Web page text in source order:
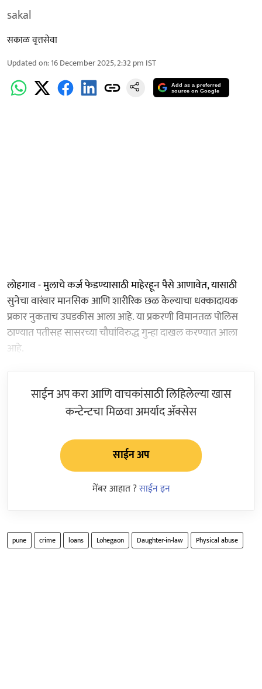
sakal
सकाळ वृत्तसेवा
Updated on:16 December 2025, 2:32 pm IST
Add as a preferred
source on Google
लोहगाव - मुलाचे कर्ज फेडण्यासाठी माहेरहून पैसे आणावेत, यासाठी
सुनेचा वारंवार मानसिक आणि शारीरिक छळ केल्याचा धक्कादायक
प्रकार नुकताच उघडकीस आला आहे. या प्रकरणी विमानतळ पोलिस
ठाण्यात पतीसह सासरच्या चौघांविरुद्ध गुन्हा दाखल करण्यात आला
आहे.
साईन अप करा आणि वाचकांसाठी लिहिलेल्या खास
कन्टेन्टचा मिळवा अमर्याद ॲक्सेस
साईन अप
मेंबर आहात ?साईन इन
pune crime loans Lohegaon Daughter-in-law Physical abuse